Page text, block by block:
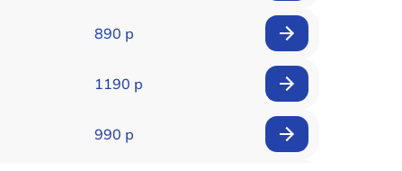
890 р
1190 р
990 р